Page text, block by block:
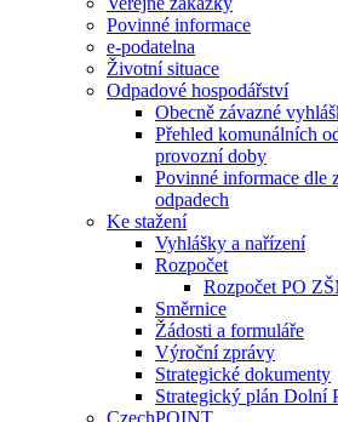
Povinné informace
e-podatelna
Životní situace
Odpadové hospodářství
Obecně závazné
Přehled komunálních
provozní doby
Povinné informace dle
odpadech
Ke stažení
Vyhlášky a nařízení
Rozpočet
Rozpočet PO
Směrnice
Žádosti a formuláře
Výroční zprávy
Strategické dokumenty
Strategický plán Dolní
CzechPOINT